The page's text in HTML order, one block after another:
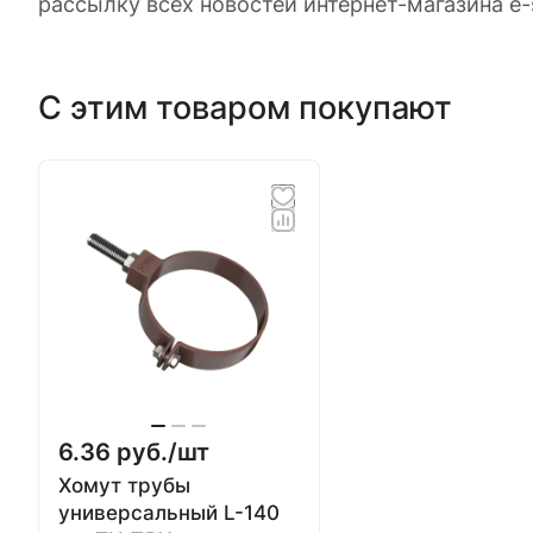
С этим товаром покупают
6.36 руб./шт
Хомут трубы
универсальный L-140